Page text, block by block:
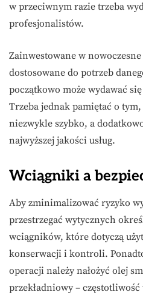
w przeciwnym razie trzeba
profesjonalistów.
Zainwestowane w
dostosowane do potrzeb
początkowo może wydawać
Trzeba jednak pamiętać o
niezwykle szybko, a
najwyższej jakości usług.
Wciągniki a
Aby zminimalizować ryzyko
przestrzegać wytycznych
wciągników, które dotyczą
konserwacji i kontroli.
operacji należy nałożyć olej
przekładniowy – częstotliwość